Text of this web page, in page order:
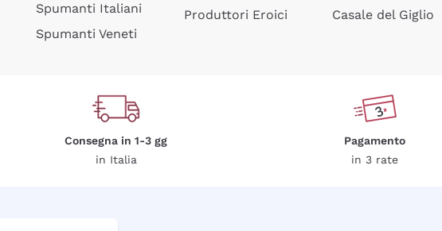
Spumanti Italiani
Spumanti Veneti
Produttori Eroici
Casale del Giglio
Consegna in 1-3 gg
in Italia
Pagamento
in 3 rate